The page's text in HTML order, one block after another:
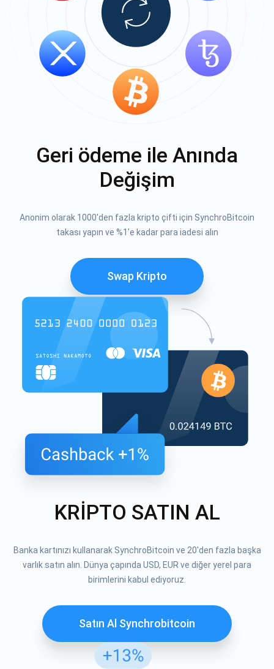
Geri ödeme ile Anında
Değişim
Anonim olarak 1000'den fazla kripto çifti için SynchroBitcoin
takası yapın ve %1'e kadar para iadesi alın
Swap Kripto
KRİPTO SATIN AL
Banka kartınızı kullanarak SynchroBitcoin ve 20'den fazla başka
varlık satın alın. Dünya çapında USD, EUR ve diğer yerel para
birimlerini kabul ediyoruz.
Satın Al Synchrobitcoin